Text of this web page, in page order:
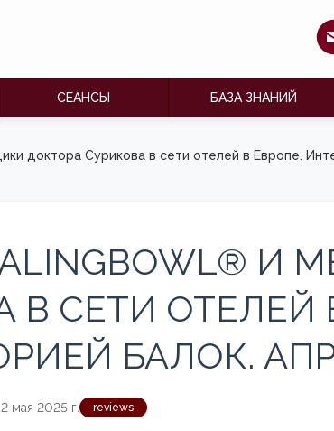
СЕАНСЫ БАЗА ЗНАНИЙ
доктора Сурикова в сети отелей в Европе.
И
В СЕТИ ОТЕЛЕЙ
БАЛОК.
2 мая 2025 г. reviews